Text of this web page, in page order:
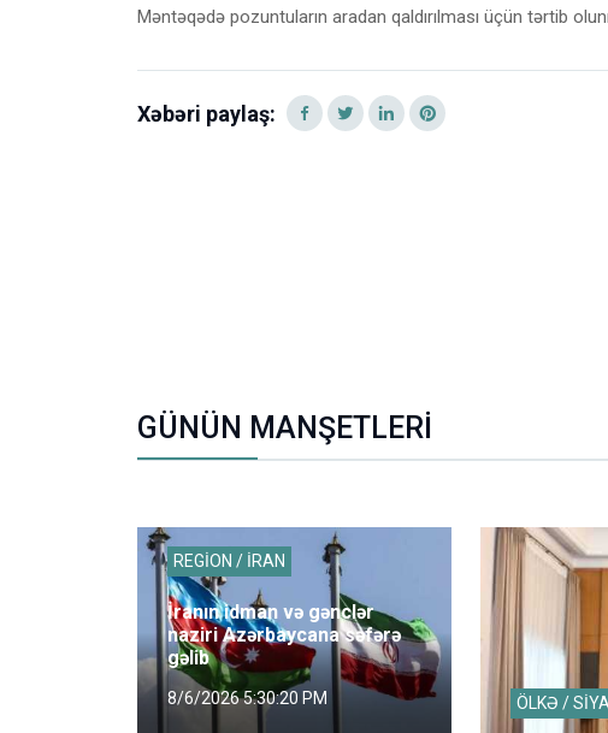
Məntəqədə pozuntuların aradan qaldırılması üçün tərtib
Xəbəri paylaş:
GÜNÜN MANŞETLERİ
REGİON / İRAN
İranın idman və gənclər
naziri Azərbaycana səfərə
gəlib
8/6/2026 5:30:20 PM ÖLKƏ /